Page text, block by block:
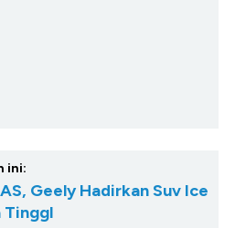
ini:
Geely Hadirkan Suv Ice